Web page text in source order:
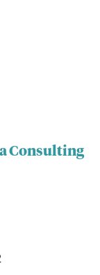
Consulting